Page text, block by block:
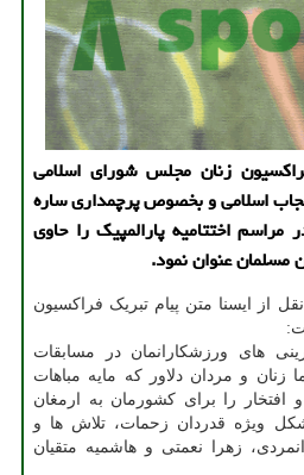
زنان مجلس شورای اسلامی
اسلامی و بخصوص پرچمداری ساره
اختتامیه پارالمپیک را حاوی
مسلمان عنوان نمود.
از ایسنا متن پیام تبریک فراکسیون
های ورزشکارانمان در مسابقات
زنان و مردان دلاور که مایه مباهات
را برای کشورمان به ارمغان
ویژه قدردان زحمات، تلاش ها و
زهرا نعمتی و هاشمیه متقیان